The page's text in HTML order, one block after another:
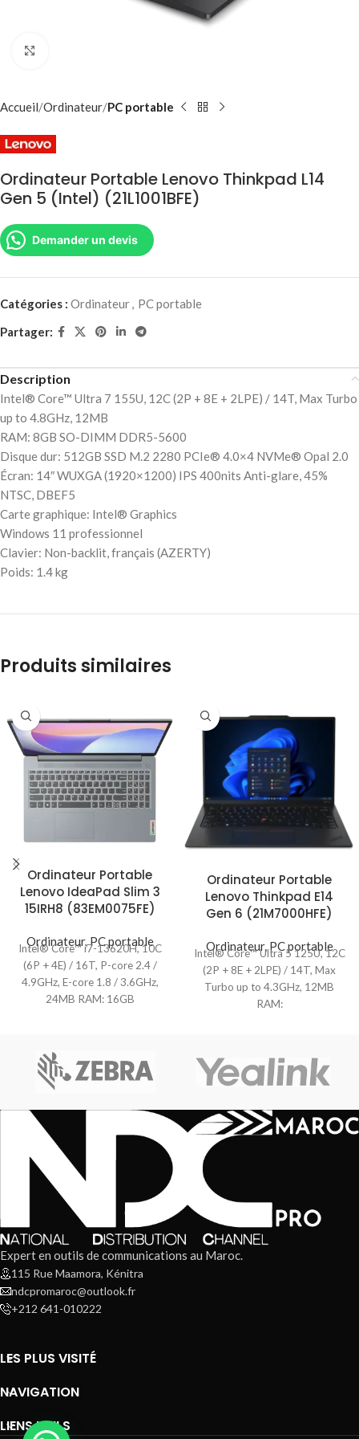
Accueil Ordinateur PC portable
Ordinateur Portable Lenovo Thinkpad L14
Gen 5 (Intel) (21L1001BFE)
Demander un devis
Catégories : Ordinateur, PC portable
Partager:
Description
Intel® Core™ Ultra 7 155U, 12C (2P + 8E + 2LPE) / 14T, Max Turbo
up to 4.8GHz, 12MB
RAM: 8GB SO-DIMM DDR5-5600
Disque dur: 512GB SSD M.2 2280 PCIe® 4.0×4 NVMe® Opal 2.0
Écran: 14″ WUXGA (1920×1200) IPS 400nits Anti-glare, 45%
NTSC, DBEF5
Carte graphique: Intel® Graphics
Windows 11 professionnel
Clavier: Non-backlit, français (AZERTY)
Poids: 1.4 kg
Produits similaires
Ordinateur Portable
Lenovo IdeaPad Slim 3
15IRH8 (83EM0075FE)
Ordinateur,PC portable
Intel® Core™ i7-13620H, 10C
(6P + 4E) / 16T, P-core 2.4 /
4.9GHz, E-core 1.8 / 3.6GHz,
24MB RAM: 16GB
Ordinateur Portable
Lenovo Thinkpad E14
Gen 6 (21M7000HFE)
Ordinateur,PC portable
Intel® Core™ Ultra 5 125U, 12C
(2P + 8E + 2LPE) / 14T, Max
Turbo up to 4.3GHz, 12MB
RAM:
Expert en outils de communications au Maroc.
115 Rue Maamora, Kénitra
ndcpromaroc@outlook.fr
+212 641-010222
LES PLUS VISITÉ
NAVIGATION
LIENS UTILS